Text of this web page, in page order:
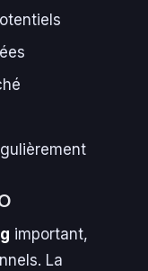
important,
La